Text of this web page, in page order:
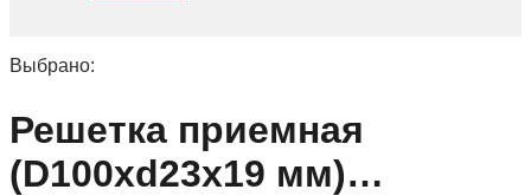
Выбрано:
Решетка приемная
(D100хd23х19 мм)…